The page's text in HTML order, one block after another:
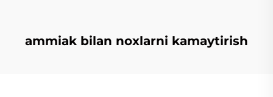
ammiak bilan noxlarni kamaytirish